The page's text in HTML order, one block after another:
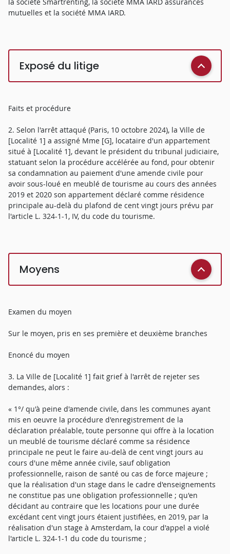
mutuelles et la société MMA IARD.
Exposé du litige
Faits et procédure
2. Selon l'arrêt attaqué (Paris, 10 octobre 2024), la Ville de
[Localité 1] a assigné Mme [G], locataire d'un appartement
situé à [Localité 1], devant le président du tribunal judiciaire,
statuant selon la procédure accélérée au fond, pour obtenir
sa condamnation au paiement d'une amende civile pour
avoir sous-loué en meublé de tourisme au cours des années
2019 et 2020 son appartement déclaré comme résidence
principale au-delà du plafond de cent vingt jours prévu par
l'article L. 324-1-1, IV, du code du tourisme.
Moyens
Examen du moyen
Sur le moyen, pris en ses première et deuxième branches
Enoncé du moyen
3. La Ville de [Localité 1] fait grief à l'arrêt de rejeter ses
demandes, alors :
« 1°/ qu'à peine d'amende civile, dans les communes ayant
mis en oeuvre la procédure d'enregistrement de la
déclaration préalable, toute personne qui offre à la location
un meublé de tourisme déclaré comme sa résidence
principale ne peut le faire au-delà de cent vingt jours au
cours d'une même année civile, sauf obligation
professionnelle, raison de santé ou cas de force majeure ;
que la réalisation d'un stage dans le cadre d'enseignements
ne constitue pas une obligation professionnelle ; qu'en
décidant au contraire que les locations pour une durée
excédant cent vingt jours étaient justifiées, en 2019, par la
réalisation d'un stage à Amsterdam, la cour d'appel a violé
l'article L. 324-1-1 du code du tourisme ;